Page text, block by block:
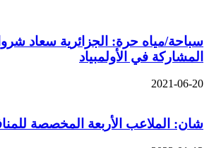
سباحة/مياه حرة: الجزائرية سعاد
المشاركة في الأولمبياد
2021-06-20
شان: الملاعب الأربعة المخصصة